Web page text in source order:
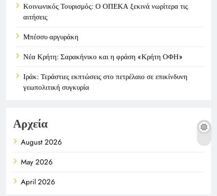
Κοινωνικός Τουρισμός: Ο ΟΠΕΚΑ ξεκινά νωρίτερα τις
αιτήσεις
Μπέσσυ αργυράκη
Νέα Κρήτη: Σαρακήνικο και η φράση «Κρήτη ΟΦΗ»
Ιράκ: Τεράστιες εκπτώσεις στο πετρέλαιο σε επικίνδυνη
γεωπολιτική συγκυρία
Αρχεία
August 2026
May 2026
April 2026